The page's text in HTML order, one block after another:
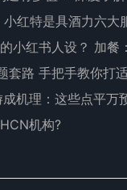
红特是具酒力六
小红书人设？ 加
路 手把手教你打
机理：这些点平
机构?